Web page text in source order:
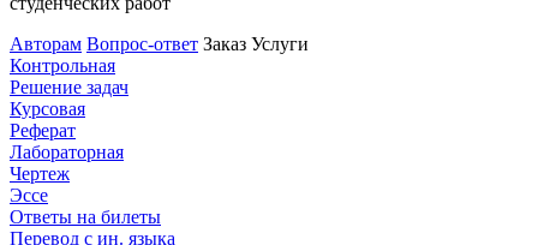
Авторам Вопрос-ответ Заказ Услуги
Контрольная
Решение задач
Курсовая
Реферат
Лабораторная
Чертеж
Эссе
Ответы на билеты
Перевод с ин. языка